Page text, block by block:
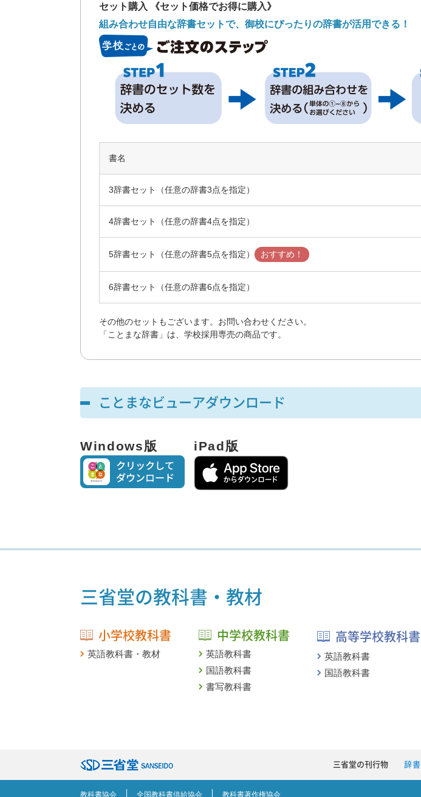
セット購入 《セット価格でお得に購入》
組み合わせ自由な辞書セットで、御校にぴったりの辞書が活用できる！
書名
3辞書セット（任意の辞書3点を指定）
4辞書セット（任意の辞書4点を指定）
5辞書セット（任意の辞書5点を指定） おすすめ！
6辞書セット（任意の辞書6点を指定）
その他のセットもございます。お問い合わせください。
「ことまな辞書」は、学校採用専売の商品です。
ことまなビューアダウンロード
Windows版 iPad版
三省堂の教科書・教材
小学校教科書
英語教科書・教材
中学校教科書
英語教科書
国語教科書
書写教科書
高等学校教科書
英語教科書
国語教科書
三省堂の刊行物 辞書
教科書協会 全国教科書供給協会 教科書著作権協会